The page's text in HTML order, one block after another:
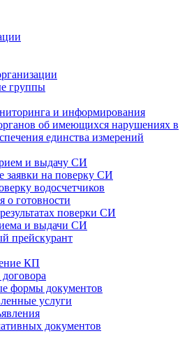
группы
и информирования
об имеющихся нарушениях в
единства измерений
и выдачу СИ
заявки на поверку СИ
водосчетчиков
о готовности
поверки СИ
и выдачи СИ
прейскурант
КП
формы документов
услуги
документов